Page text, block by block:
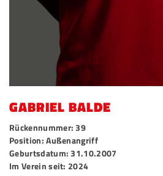
GABRIEL BALDE
Rückennummer: 39
Position: Außenangriff
Geburtsdatum: 31.10.2007
Im Verein seit: 2024